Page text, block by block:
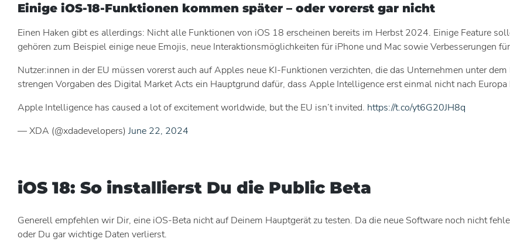
Einige iOS-18-Funktionen kommen später – oder vorerst gar nicht
Einen Haken gibt es allerdings: Nicht alle Funktionen von iOS 18 erscheinen bereits im Herbst 2024. Einige Feature
gehören zum Beispiel einige neue Emojis, neue Interaktionsmöglichkeiten für iPhone und Mac sowie Verbesserungen
Nutzer:innen in der EU müssen vorerst auch auf Apples neue KI-Funktionen verzichten, die das Unternehmen unter
strengen Vorgaben des Digital Market Acts ein Hauptgrund dafür, dass Apple Intelligence erst einmal nicht nach
Apple Intelligence has caused a lot of excitement worldwide, but the EU isn’t invited. https://t.co/yt6G20JH8q
— XDA (@xdadevelopers)June 22, 2024
iOS 18: So installierst Du die Public Beta
Generell empfehlen wir Dir, eine iOS-Beta nicht auf Deinem Hauptgerät zu testen. Da die neue Software noch nicht
oder Du gar wichtige Daten verlierst.